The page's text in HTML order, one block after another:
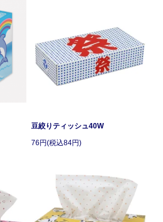
豆絞りティッシュ40W
76円(税込84円)